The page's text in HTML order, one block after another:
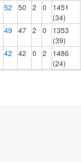
52 50 2 0
1451
(34)
49 47 2 0
1353
(39)
42 42 0 2
1486
(24)